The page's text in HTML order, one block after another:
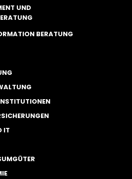
UND
BERATUNG
IT